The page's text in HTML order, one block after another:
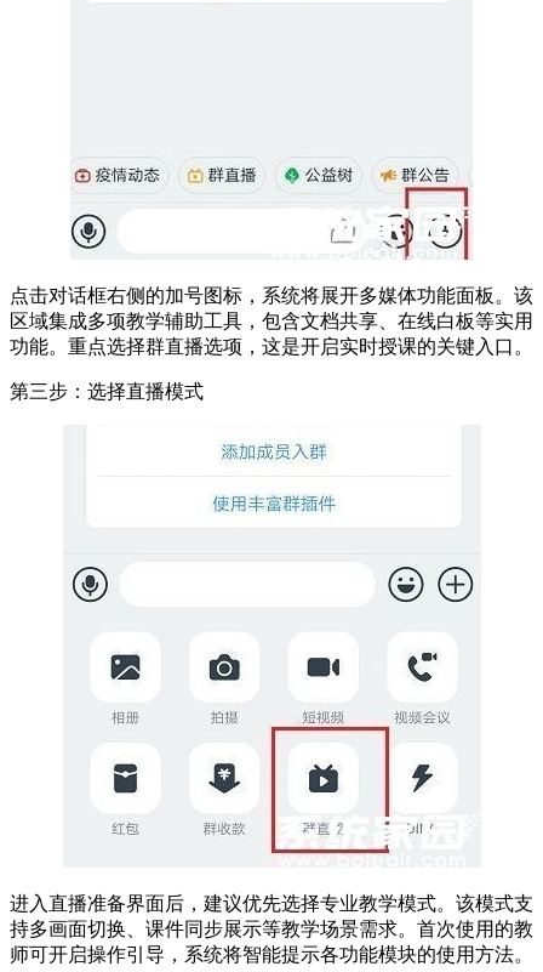
点击对话框右侧的加号图标，系统将展开多媒体功能面板。该
区域集成多项教学辅助工具，包含文档共享、在线白板等实用
功能。重点选择群直播选项，这是开启实时授课的关键入口。
第三步：选择直播模式
进入直播准备界面后，建议优先选择专业教学模式。该模式支
持多画面切换、课件同步展示等教学场景需求。首次使用的教
师可开启操作引导，系统将智能提示各功能模块的使用方法。